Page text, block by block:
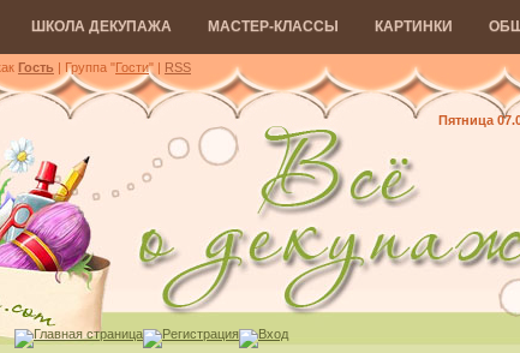
ШКОЛА ДЕКУПАЖА МАСТЕР-КЛАССЫ КАРТИНКИ
Гость | Группа "Гости" | RSS
Пятница
Главная страница Регистрация Вход